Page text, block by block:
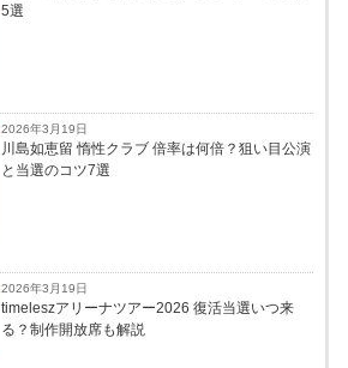
5選
2026年3月19日
川島如恵留 惰性クラブ 倍率は何倍？狙い目公演
と当選のコツ7選
2026年3月19日
timeleszアリーナツアー2026 復活当選いつ来
る？制作開放席も解説